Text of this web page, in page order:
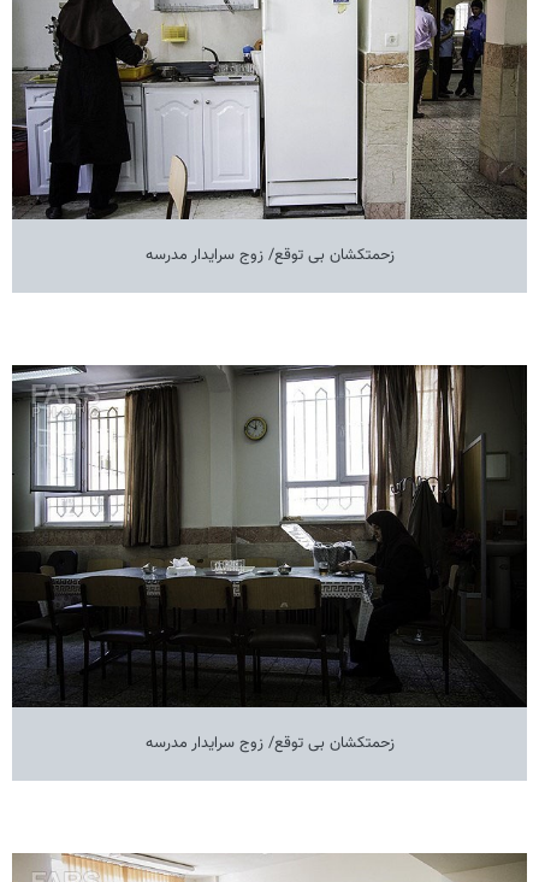
زحمتکشان بی توقع/ زوج سرایدار مدرسه
زحمتکشان بی توقع/ زوج سرایدار مدرسه